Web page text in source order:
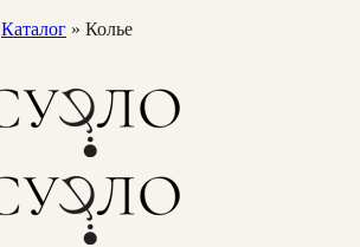
Каталог » Колье